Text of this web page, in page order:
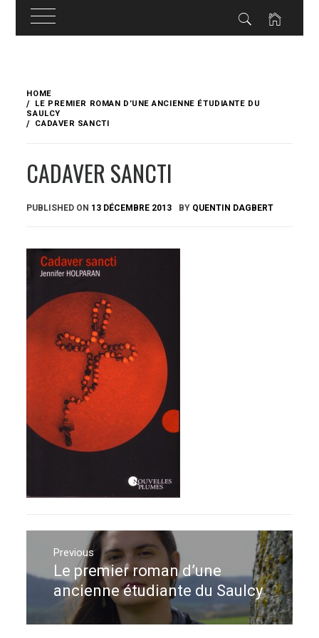
content
HOME
LE PREMIER ROMAN D’UNE ANCIENNE ÉTUDIANTE DU
SAULCY
CADAVER SANCTI
CADAVER SANCTI
PUBLISHED ON 13 DÉCEMBRE 2013 BY QUENTIN DAGBERT
Navigation
l’article
Previous
Previous
post:
Le premier roman d’une
ancienne étudiante du Saulcy